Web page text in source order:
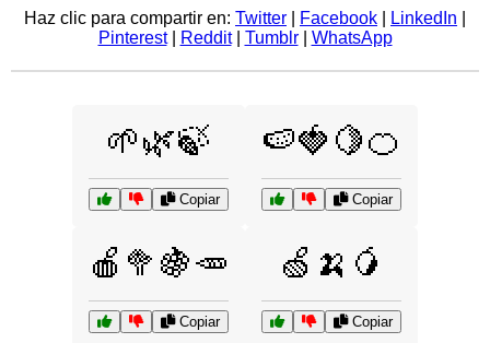
Haz clic para compartir en: Twitter Facebook LinkedIn
Pinterest| Reddit| Tumblr| WhatsApp
🌱🌿🍃
Copiar
🍉🍓🍋🍊
Copiar
🍎🥦🍇🥕
Copiar
🍏🍌🥭
Copiar